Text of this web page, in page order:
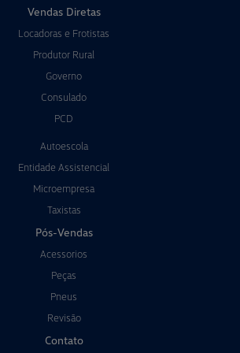
Vendas Diretas
Locadoras e Frotistas
Produtor Rural
Governo
Consulado
PCD
Autoescola
Entidade Assistencial
Microempresa
Taxistas
Pós-Vendas
Acessorios
Peças
Pneus
Revisão
Contato